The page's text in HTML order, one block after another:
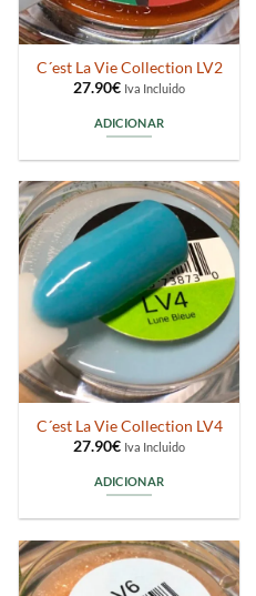
C´est La Vie Collection LV2
27.90€ Iva Incluido
ADICIONAR
C´est La Vie Collection LV4
27.90€ Iva Incluido
ADICIONAR